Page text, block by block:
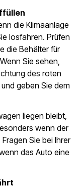
die Klimaanlage
losfahren. Prüfen
die Behälter für
Sie sehen,
des roten
geben Sie dem
liegen bleibt,
wenn der
Sie bei Ihrer
das Auto eine